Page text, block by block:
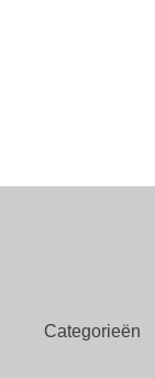
Categorieën